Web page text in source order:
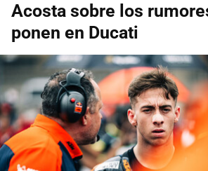
Acosta sobre los
ponen en Ducati